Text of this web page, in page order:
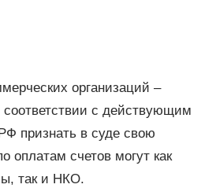
организаций –
с действующим
признать в суде свою
оплатам счетов могут как
так и НКО.